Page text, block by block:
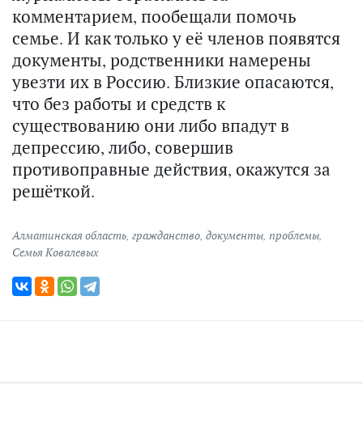
комментарием, пообещали помочь
семье. И как только у её членов появятся
документы, родственники намерены
увезти их в Россию. Близкие опасаются,
что без работы и средств к
существованию они либо впадут в
депрессию, либо, совершив
противоправные действия, окажутся за
решёткой.
Алматинская область, гражданство, документы, проблемы,
Семья Ковалевых